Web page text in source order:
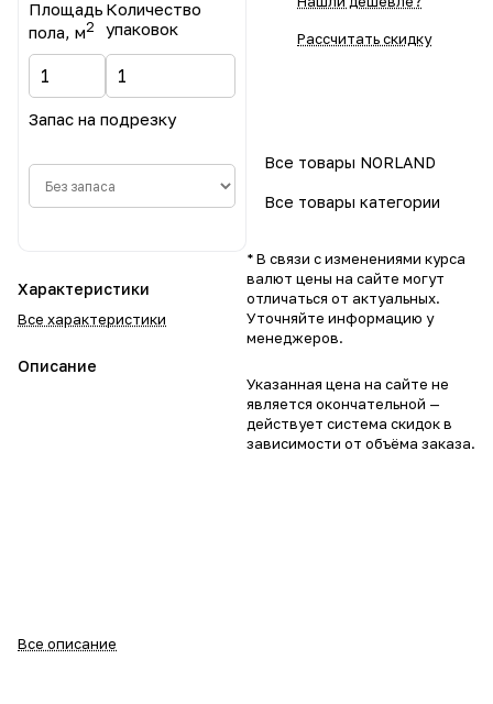
Площадь
пола, м2
Количество
упаковок
Запас на подрезку
Характеристики
Все характеристики
Описание
Все описание
Рассчитать скидку
Все товары NORLAND
Все товары категории
* В связи с изменениями курса
валют цены на сайте могут
отличаться от актуальных.
Уточняйте информацию у
менеджеров.
Указанная цена на сайте не
является окончательной —
действует система скидок в
зависимости от объёма заказа.